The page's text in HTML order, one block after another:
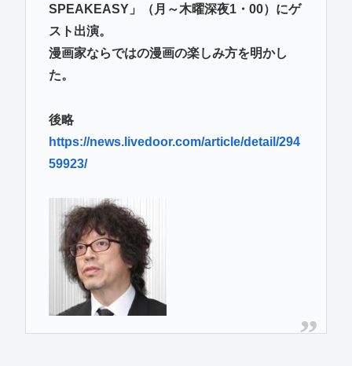
SPEAKEASY」（月～木曜深夜1・00）にゲ
スト出演。
漫画家ならではの漫画の楽しみ方を明かし
た。
後略
https://news.livedoor.com/article/detail/294
59923/